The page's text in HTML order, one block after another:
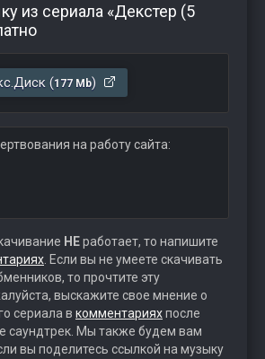
из сериала «Декстер (5
(177 Mb)
на работу сайта:
НЕработает, то напишите
. Если вы не умеете скачивать
то прочтите эту
выскажите свое мнение о
сериала в комментарияхпосле
саундтрек. Мы также будем вам
вы поделитесь ссылкой на музыку